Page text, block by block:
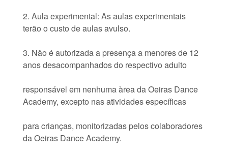
2. Aula experimental: As aulas experimentais
terão o custo de aulas avulso.
3. Não é autorizada a presença a menores de 12
anos desacompanhados do respectivo adulto
responsável em nenhuma àrea da Oeiras Dance
Academy, excepto nas atividades específicas
para crianças, monitorizadas pelos colaboradores
da Oeiras Dance Academy.